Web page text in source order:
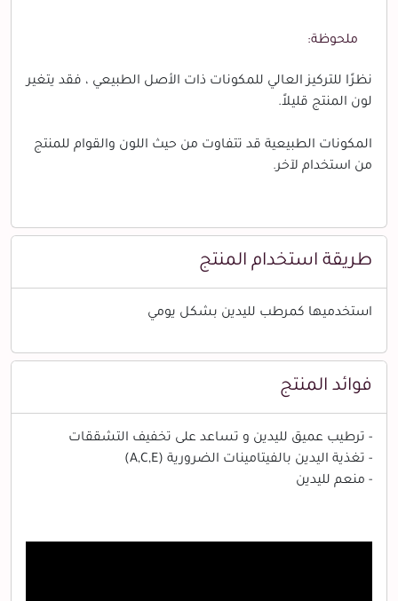
ملحوظة:
نظرًا للتركيز العالي للمكونات ذات الأصل الطبيعي ، فقد يتغير
لون المنتج قليلاً.
المكونات الطبيعية قد تتفاوت من حيث اللون والقوام للمنتج
من استخدام لآخر.
طريقة استخدام المنتج
استخدميها كمرطب لليدين بشكل يومي
فوائد المنتج
- ترطيب عميق لليدين و تساعد على تخفيف التشققات
- تغذية اليدين بالفيتامينات الضرورية (A,C,E)
- منعم لليدين